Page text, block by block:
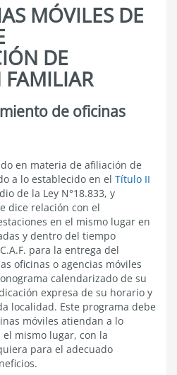
MÓVILES DE
DE
de oficinas
en materia de afiliación de
a lo establecido en el Título II
de la Ley N°18.833, y
dice relación con el
en el mismo lugar en
y dentro del tiempo
para la entrega del
oficinas o agencias móviles
calendarizado de su
expresa de su horario y
localidad. Este programa debe
móviles atiendan a lo
mismo lugar, con la
para el adecuado